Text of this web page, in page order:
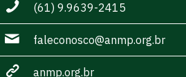
(61) 9.9639-2415
faleconosco@anmp.org.br
anmp.org.br